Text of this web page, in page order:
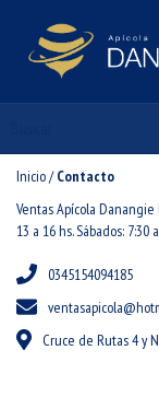
Inicio/ Contacto
Ventas Apícola
13 a 16 hs. Sábados: 7:30
0345154094185
Cruce de Rutas 4 y